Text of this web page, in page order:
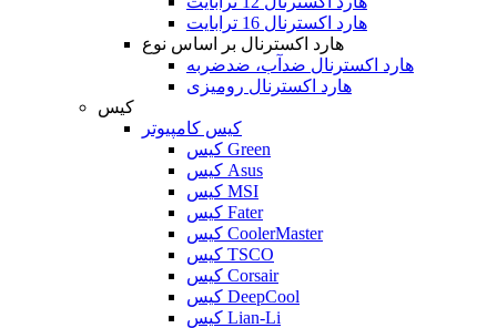
هارد اکسترنال 16 ترابایت
هارد اکسترنال بر اساس نوع
هارد اکسترنال ضدآب، ضدضربه
هارد اکسترنال رومیزی
کیس
کیس کامپیوتر
کیس Green
کیس Asus
کیس MSI
کیس Fater
کیس CoolerMaster
کیس TSCO
کیس Corsair
کیس DeepCool
کیس Lian-Li